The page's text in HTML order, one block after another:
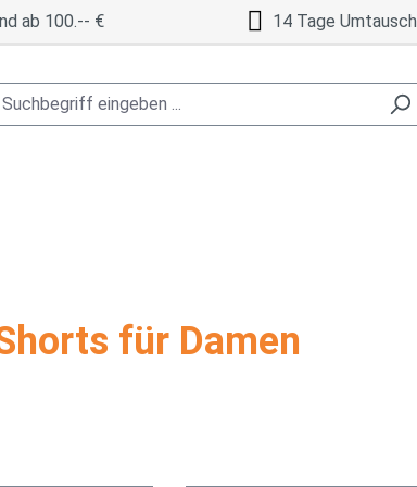
ab 100.-- € 14 Tage Umtausch
für Damen